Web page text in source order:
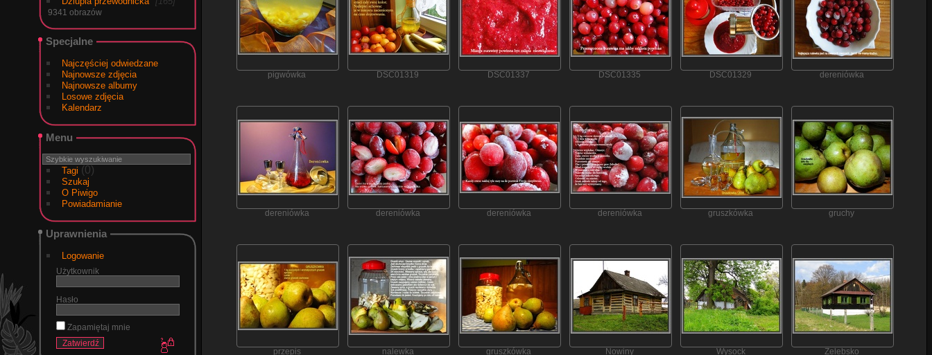
9341 obrazów
Specjalne
Najczęściej odwiedzane
Najnowsze zdjęcia
Najnowsze albumy
Losowe zdjęcia
Kalendarz
Menu
Tagi (0)
Szukaj
O Piwigo
Powiadamianie
Uprawnienia
Logowanie
Użytkownik
Hasło
Zapamiętaj mnie
pigwówka DSC01319 DSC01337 DSC01335 DSC01329 dereniówka
dereniówka dereniówka dereniówka dereniówka gruszkówka gruchy
przepis nalewka gruszkówka Nowiny Wysock Żelebsko